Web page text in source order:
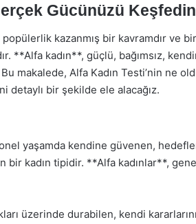
Gücünüzü Keşfedin
popülerlik kazanmış bir kavramdır ve
**Alfa kadın**, güçlü, bağımsız,
makalede, Alfa Kadın Testi’nin ne
detaylı bir şekilde ele alacağız.
yaşamda kendine güvenen,
bir kadın tipidir. **Alfa kadınlar**,
üzerinde durabilen, kendi